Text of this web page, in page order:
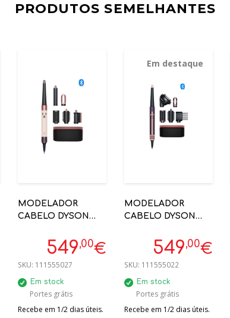
PRODUTOS SEMELHANTES
MODELADOR
CABELO DYSON
ONDULADO
CERAMIC
PINK/ROSE GOLD -
601848-01
549,00€
SKU: 111555027
Em stock
Portes grátis
Recebe em 1/2 dias úteis.
Em destaque
MODELADOR
CABELO DYSON
JASPER PLUM
ENCARACOLADO
549,00€
SKU: 111555022
Em stock
Portes grátis
Recebe em 1/2 dias úteis.